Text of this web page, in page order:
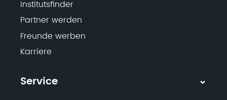
Institutsfinder
Partner werden
Freunde werben
Karriere
Service